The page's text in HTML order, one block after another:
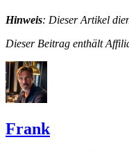
Hinweis: Dieser Artikel
Dieser Beitrag enthält
Frank